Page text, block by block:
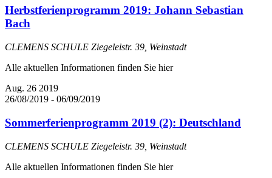
Herbstferienprogramm 2019: Johann Sebastian
Bach
CLEMENS SCHULE Ziegeleistr. 39, Weinstadt
Alle aktuellen Informationen finden Sie hier
Aug. 26 2019
26/08/2019 - 06/09/2019
Sommerferienprogramm 2019 (2): Deutschland
CLEMENS SCHULE Ziegeleistr. 39, Weinstadt
Alle aktuellen Informationen finden Sie hier